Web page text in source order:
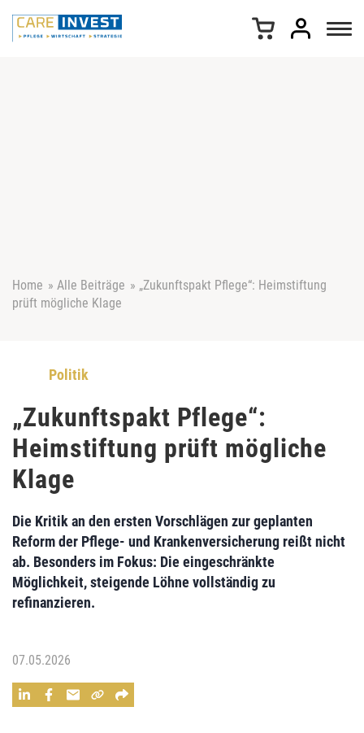
Home » Alle Beiträge » „Zukunftspakt Pflege“: Heimstiftung
prüft mögliche Klage
Politik
„Zukunftspakt Pflege“:
Heimstiftung prüft mögliche
Klage
Die Kritik an den ersten Vorschlägen zur geplanten
Reform der Pflege- und Krankenversicherung reißt nicht
ab. Besonders im Fokus: Die eingeschränkte
Möglichkeit, steigende Löhne vollständig zu
refinanzieren.
07.05.2026